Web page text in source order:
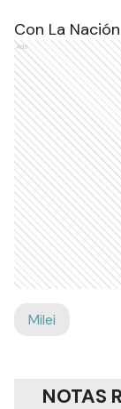
Con La Nación
Ads
Milei
NOTAS